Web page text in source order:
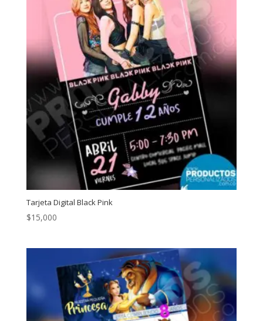
Tarjeta Digital Black Pink
$15,000